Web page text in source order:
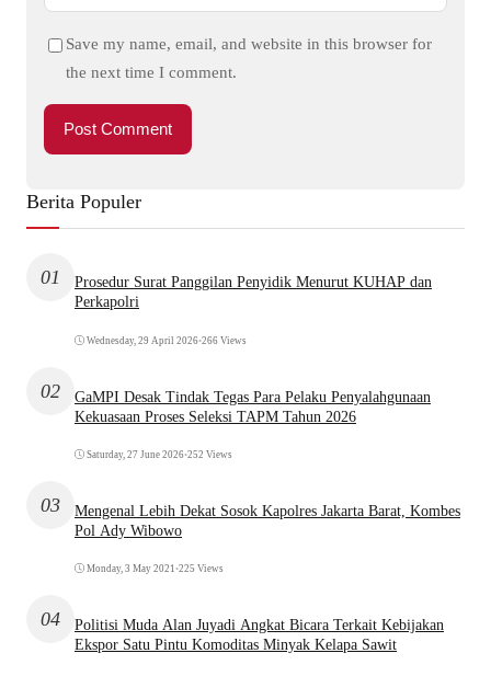
Save my name, email, and website in this browser for
the next time I comment.
Berita Populer
01
Prosedur Surat Panggilan Penyidik Menurut KUHAP dan
Perkapolri
Wednesday, 29 April 2026•266 Views
02
GaMPI Desak Tindak Tegas Para Pelaku Penyalahgunaan
Kekuasaan Proses Seleksi TAPM Tahun 2026
Saturday, 27 June 2026•252 Views
03
Mengenal Lebih Dekat Sosok Kapolres Jakarta Barat, Kombes
Pol Ady Wibowo
Monday, 3 May 2021 •225 Views
04
Politisi Muda Alan Juyadi Angkat Bicara Terkait Kebijakan
Ekspor Satu Pintu Komoditas Minyak Kelapa Sawit